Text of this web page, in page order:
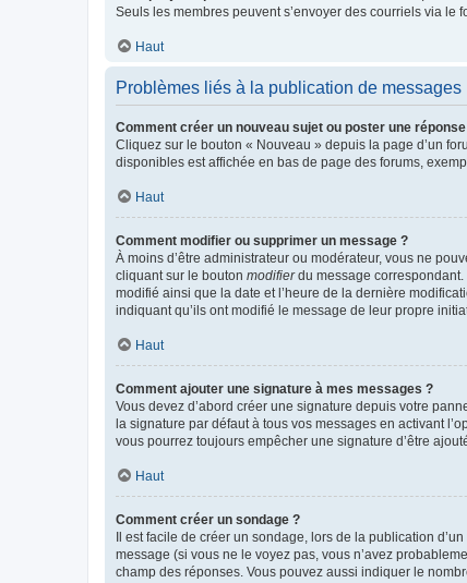
Seuls les membres peuvent s’envoyer des courriels via
Haut
Problèmes liés à la publication de messages
Comment créer un nouveau sujet ou poster une
Cliquez sur le bouton « Nouveau » depuis la page d’un
disponibles est affichée en bas de page des forums,
Haut
Comment modifier ou supprimer un message ?
À moins d’être administrateur ou modérateur, vous ne
cliquant sur le bouton modifierdu message correspondant.
modifié ainsi que la date et l’heure de la dernière
indiquant qu’ils ont modifié le message de leur propre
Haut
Comment ajouter une signature à mes messages ?
Vous devez d’abord créer une signature depuis votre
la signature par défaut à tous vos messages en activant
vous pourrez toujours empêcher une signature d’être
Haut
Comment créer un sondage ?
Il est facile de créer un sondage, lors de la publication
message (si vous ne le voyez pas, vous n’avez
champ des réponses. Vous pouvez aussi indiquer le